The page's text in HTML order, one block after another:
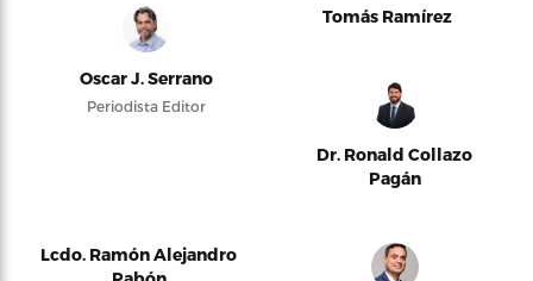
Oscar J. Serrano
Periodista Editor
Tomás Ramírez
Dr. Ronald Collazo
Pagán
Lcdo. Ramón Alejandro